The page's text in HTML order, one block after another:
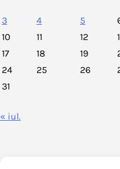
3
4 5
10
11 12
17
18 19
24
25 26
31
« iul.